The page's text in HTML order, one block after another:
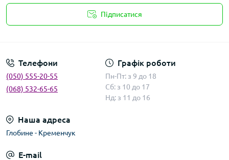
Підписатися
Телефони
(050) 555-20-55
(068) 532-65-65
Графік роботи
Пн-Пт: з 9 до 18
Сб: з 10 до 17
Нд: з 11 до 16
Наша адреса
Глобине - Кременчук
E-mail